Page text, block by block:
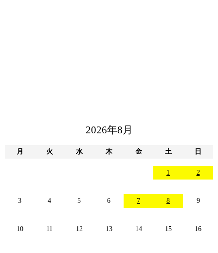
2026年8月
月 火 水 木 金 土 日
1 2
3 4 5 6 7 8 9
10 11 12 13 14 15 16